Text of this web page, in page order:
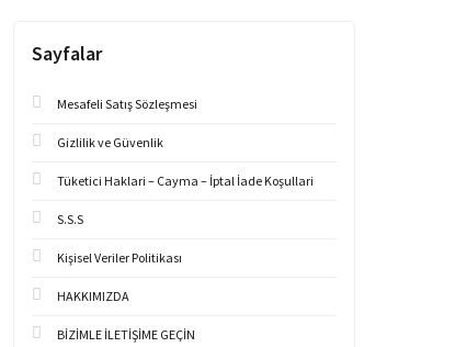
Sayfalar
Mesafeli Satış Sözleşmesi
Gizlilik ve Güvenlik
Tüketici Haklari – Cayma – İptal İade Koşullari
S.S.S
Kişisel Veriler Politikası
HAKKIMIZDA
BİZİMLE İLETİŞİME GEÇİN